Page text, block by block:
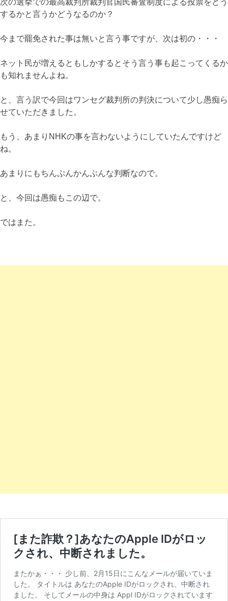
次の選挙での最高裁判所裁判官国民審査制度による投票をどう
するかと言うかどうなるのか？
今まで罷免された事は無いと言う事ですが、次は初の・・・
ネット民が増えるともしかするとそう言う事も起こってくるか
も知れませんよね。
と、言う訳で今回はワンセグ裁判所の判決について少し愚痴ら
せていただきました。
もう、あまりNHKの事を言わないようにしていたんですけど
ね。
あまりにもちんぷんかんぷんな判断なので。
と、今回は愚痴もこの辺で。
ではまた。